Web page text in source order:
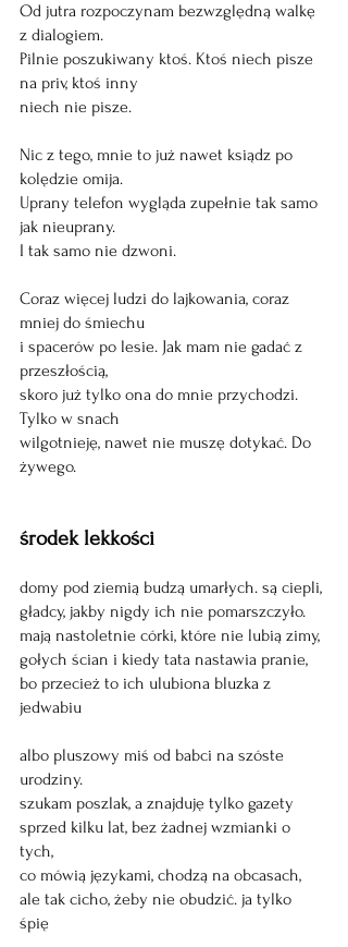
Od jutra rozpoczynam bezwzględną walkę
z dialogiem.
Pilnie poszukiwany ktoś. Ktoś niech pisze
na priv, ktoś inny
niech nie pisze.
Nic z tego, mnie to już nawet ksiądz po
kolędzie omija.
Uprany telefon wygląda zupełnie tak samo
jak nieuprany.
I tak samo nie dzwoni.
Coraz więcej ludzi do lajkowania, coraz
mniej do śmiechu
i spacerów po lesie. Jak mam nie gadać z
przeszłością,
skoro już tylko ona do mnie przychodzi.
Tylko w snach
wilgotnieję, nawet nie muszę dotykać. Do
żywego.
środek lekkości
domy pod ziemią budzą umarłych. są ciepli,
gładcy, jakby nigdy ich nie pomarszczyło.
mają nastoletnie córki, które nie lubią zimy,
gołych ścian i kiedy tata nastawia pranie,
bo przecież to ich ulubiona bluzka z
jedwabiu
albo pluszowy miś od babci na szóste
urodziny.
szukam poszlak, a znajduję tylko gazety
sprzed kilku lat, bez żadnej wzmianki o
tych,
co mówią językami, chodzą na obcasach,
ale tak cicho, żeby nie obudzić. ja tylko
śpię